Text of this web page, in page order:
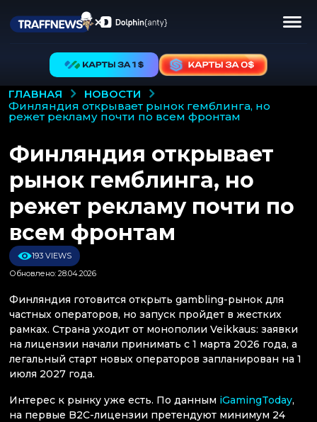
ГЛАВНАЯ
НОВОСТИ
финляндия открывает рынок гемблинга, но
режет рекламу почти по всем фронтам
Финляндия открывает
рынок гемблинга, но
режет рекламу почти по
всем фронтам
193 VIEWS
Обновлено: 28.04.2026
Финляндия готовится открыть gambling-рынок для
частных операторов, но запуск пройдет в жестких
рамках. Страна уходит от монополии Veikkaus: заявки
на лицензии начали принимать с 1 марта 2026 года, а
легальный старт новых операторов запланирован на 1
июля 2027 года.
Интерес к рынку уже есть. По данным iGamingToday,
на первые B2C-лицензии претендуют минимум 24